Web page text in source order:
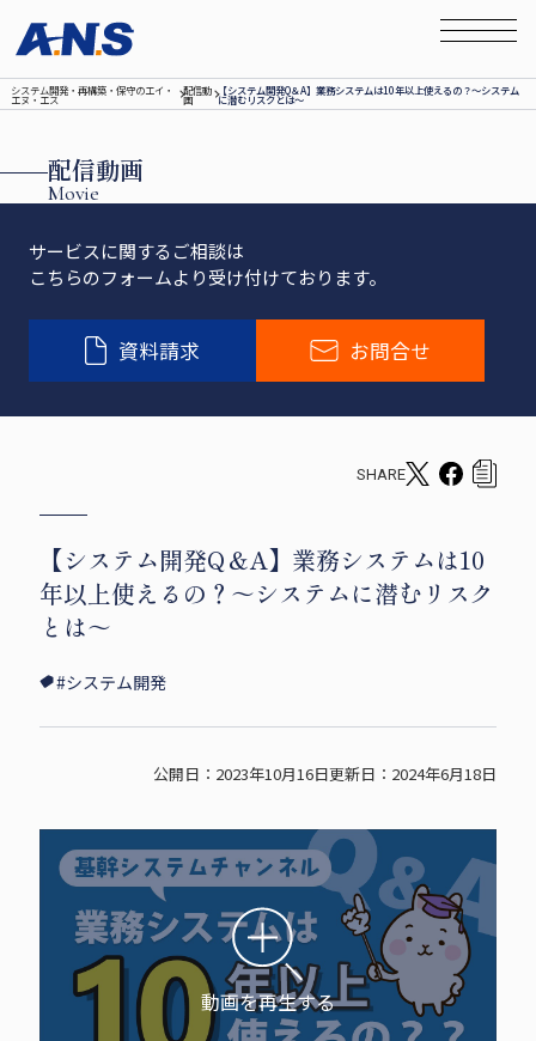
システム開発‧再構築‧保守のエイ‧
エヌ‧エス
配信動
画
【システム開発Q＆A】業務システムは10年以上使えるの？～システム
に潜むリスクとは～
Movie
配信動画
サービスに関するご相談は
こちらのフォームより受け付けております。
資料請求 お問合せ
SHARE
T
i
t
s
r
F
c
e
k
a
r
e
【システム開発Q＆A】業務システムは10
年以上使えるの？～システムに潜むリスク
とは～
#システム開発
公開日：2023年10月16日更新日：2024年6月18日
動画を再生する